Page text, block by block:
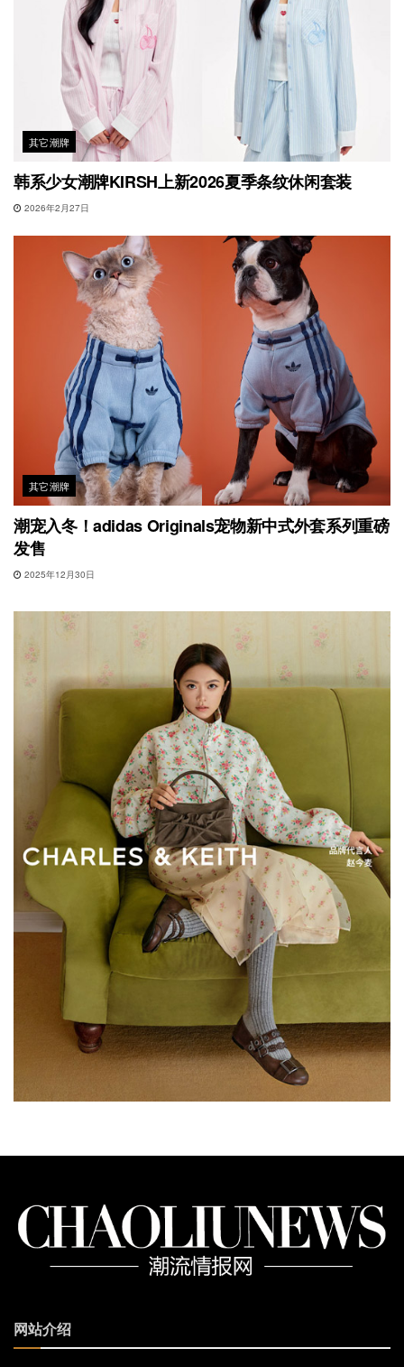
其它潮牌
韩系少女潮牌KIRSH上新2026夏季条纹休闲套装
2026年2月27日
其它潮牌
潮宠入冬！adidas Originals宠物新中式外套系列重磅
发售
2025年12月30日
网站介绍